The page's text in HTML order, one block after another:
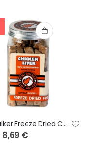
Kiwi Walker Freeze Dried Chiken Liver 60gr
Preço
Especial
8,69 €